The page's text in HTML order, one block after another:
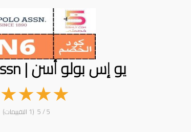
يو إس بولو أسن | U.S. Polo Assn.
★
★
★
★ 5 / 5 (1 التقييمات)